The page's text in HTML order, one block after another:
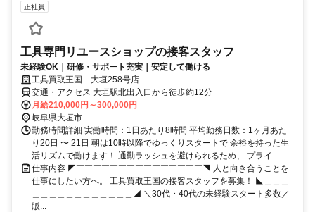
正社員
工具専門リユースショップの接客スタッフ
未経験OK｜研修・サポート充実｜安定して働ける
工具買取王国 大垣258号店
交通・アクセス 大垣駅北出入口から徒歩約12分
月給210,000円～300,000円
岐阜県大垣市
勤務時間詳細 実働時間：1日あたり8時間 平均勤務日数：1ヶ月あた
り20日 〜 21日 朝は10時以降でゆっくりスタートで 余裕を持った生
活リズムで働けます！ 通勤ラッシュを避けられるため、 プライ...
仕事内容 ◤￣￣￣￣￣￣￣￣￣￣￣￣￣￣￣◥ 人と向き合うことを
仕事にしたい方へ。 工具買取王国の接客スタッフを募集！ ◣＿＿＿
＿＿＿＿＿＿＿＿＿＿＿＿◢ ＼30代・40代の未経験スタート多数／
販...